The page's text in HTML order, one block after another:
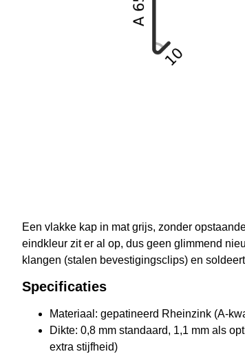
Een vlakke kap in mat grijs, zonder
eindkleur zit er al op, dus geen glimmend
klangen (stalen bevestigingsclips) en
Specificaties
Materiaal: gepatineerd Rheinzink (A-
Dikte: 0,8 mm standaard, 1,1 mm als
extra stijfheid)